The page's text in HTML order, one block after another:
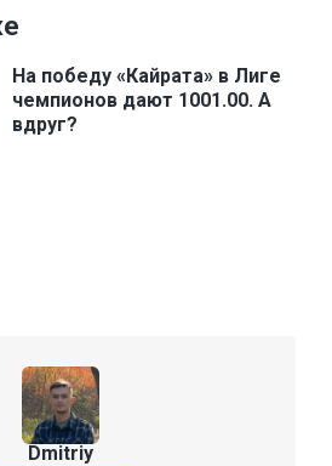
На победу «Кайрата» в Лиге
чемпионов дают 1001.00. А
вдруг?
Dmitriy